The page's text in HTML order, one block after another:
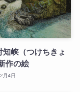
峡（つけちきょ
作の絵
月4日